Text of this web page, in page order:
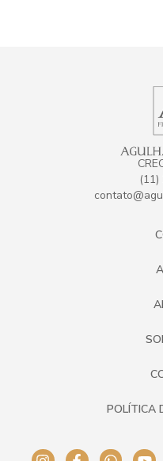
POLÍTICA